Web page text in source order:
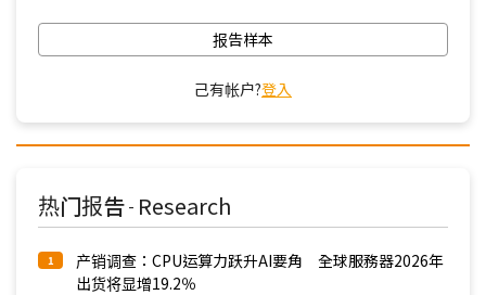
报告样本
己有帐户?登入
热门报告 - Research
1
产销调查：CPU运算力跃升AI要角 全球服務器2026年
出货将显增19.2％